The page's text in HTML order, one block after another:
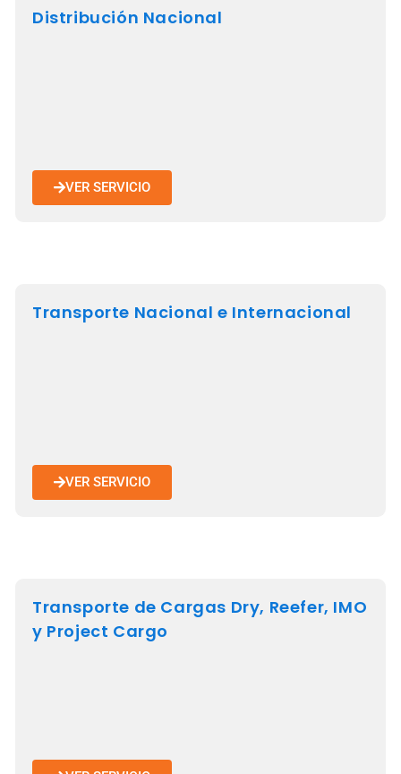
Distribución Nacional
VER SERVICIO
Transporte Nacional e Internacional
VER SERVICIO
Transporte de Cargas Dry, Reefer, IMO
y Project Cargo